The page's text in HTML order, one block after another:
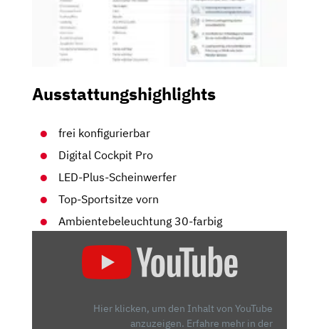
Ausstattungshighlights
frei konfigurierbar
Digital Cockpit Pro
LED-Plus-Scheinwerfer
Top-Sportsitze vorn
Ambientebeleuchtung 30-farbig
CLUBSPORTHier klicken, um den Inhalt von YouTube
anzuzeigen. Erfahre mehr in der